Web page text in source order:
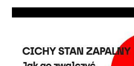
składników? Talerz, nie słupki Albo
wegetarianizm, a zwłaszcza weganizm,
wszystkie składniki będzie się
słupkach? – Nie ma takiej potrzeby –